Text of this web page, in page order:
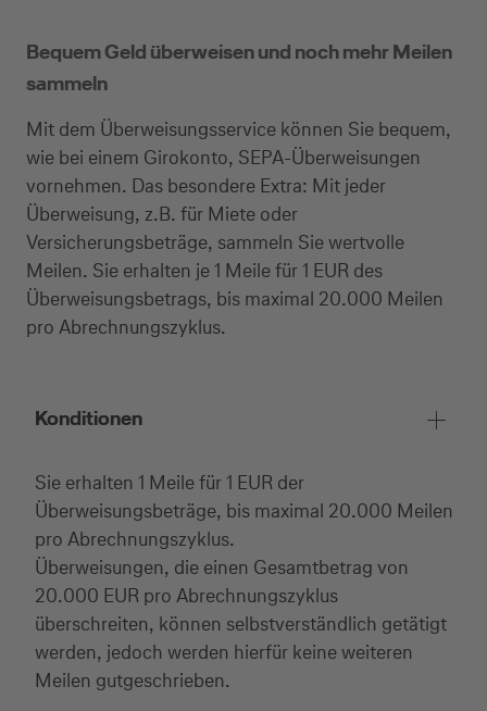
Bequem Geld überweisen und noch mehr Meilen
sammeln
Mit dem Überweisungsservice können Sie bequem,
wie bei einem Girokonto, SEPA-Überweisungen
vornehmen. Das besondere Extra: Mit jeder
Überweisung, z.B. für Miete oder
Versicherungsbeträge, sammeln Sie wertvolle
Meilen. Sie erhalten je 1 Meile für 1 EUR des
Überweisungsbetrags, bis maximal 20.000 Meilen
pro Abrechnungszyklus.
Konditionen
Sie erhalten 1 Meile für 1 EUR der
Überweisungsbeträge, bis maximal 20.000 Meilen
pro Abrechnungszyklus.
Überweisungen, die einen Gesamtbetrag von
20.000 EUR pro Abrechnungszyklus
überschreiten, können selbstverständlich getätigt
werden, jedoch werden hierfür keine weiteren
Meilen gutgeschrieben.